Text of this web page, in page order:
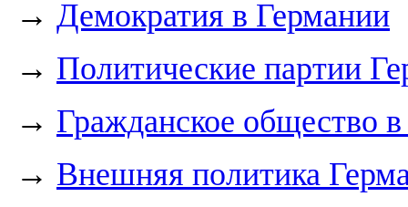
→ Демократия в Германии
→ Политические партии
→ Гражданское общество
→ Внешняя политика